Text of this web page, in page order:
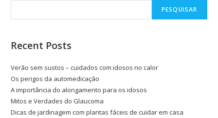
PESQUISAR
Recent Posts
Verão sem sustos – cuidados com idosos no calor
Os perigos da automedicação
A importância do alongamento para os idosos
Mitos e Verdades do Glaucoma
Dicas de jardinagem com plantas fáceis de cuidar em casa